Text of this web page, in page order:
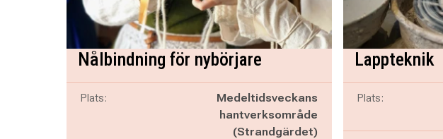
Nålbindning för nybörjare
Plats:
Medeltidsveckans
hantverksområde
(Strandgärdet)
Lappteknik
Plats: